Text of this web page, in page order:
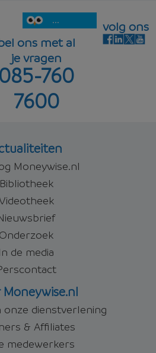
...
ons met al
je vragen
085-760
7600
volg ons
Moneywise.nl
Bibliotheek
Onderzoek
In de media
Moneywise.nl
onze dienstverlening
& Affiliates
medewerkers